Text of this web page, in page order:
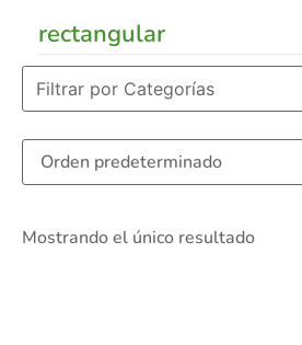
rectangular
Filtrar por Categorías
Mostrando el único resultado